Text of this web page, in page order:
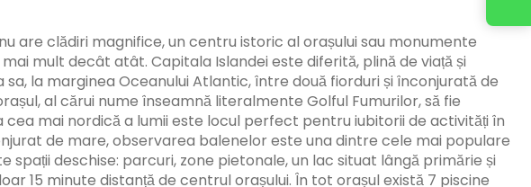
are clădiri magnifice, un centru istoric al orașului sau monumente
mult decât atât. Capitala Islandei este diferită, plină de viață și
la marginea Oceanului Atlantic, între două fiorduri și înconjurată de
al cărui nume înseamnă literalmente Golful Fumurilor, să fie
mai nordică a lumii este locul perfect pentru iubitorii de activități în
de mare, observarea balenelor este una dintre cele mai populare
spații deschise: parcuri, zone pietonale, un lac situat lângă primărie și
15 minute distanță de centrul orașului. În tot orașul există 7 piscine